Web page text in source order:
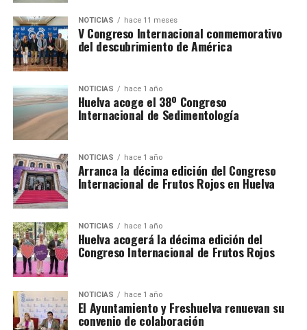
NOTICIAS hace 11 meses
V Congreso Internacional conmemorativo
del descubrimiento de América
NOTICIAS hace 1 año
Huelva acoge el 38º Congreso
Internacional de Sedimentología
NOTICIAS hace 1 año
Arranca la décima edición del Congreso
Internacional de Frutos Rojos en Huelva
NOTICIAS hace 1 año
Huelva acogerá la décima edición del
Congreso Internacional de Frutos Rojos
NOTICIAS hace 1 año
El Ayuntamiento y Freshuelva renuevan su
convenio de colaboración